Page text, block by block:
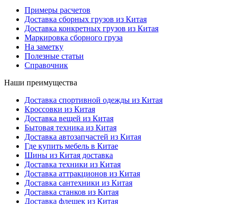
Примеры расчетов
Доставка сборных грузов из Китая
Доставка конкретных грузов из Китая
Маркировка сборного груза
На заметку
Полезные статьи
Справочник
Наши преимущества
Доставка спортивной одежды из Китая
Кроссовки из Китая
Доставка вещей из Китая
Бытовая техника из Китая
Доставка автозапчастей из Китая
Где купить мебель в Китае
Шины из Китая доставка
Доставка техники из Китая
Доставка аттракционов из Китая
Доставка сантехники из Китая
Доставка станков из Китая
Доставка флешек из Китая